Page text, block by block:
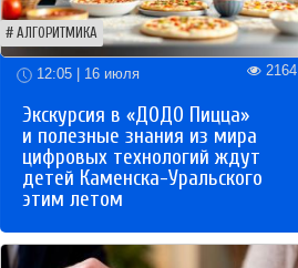
АЛГОРИТМИКА
12:05 | 16 июля 2164
Экскурсия в «ДОДО Пицца»
и полезные знания из мира
цифровых технологий ждут
детей Каменска-Уральского
этим летом